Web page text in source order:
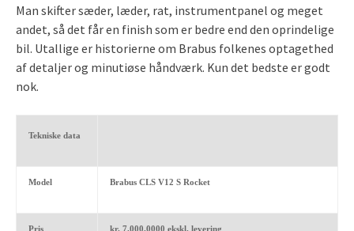
Man skifter sæder, læder, rat, instrumentpanel og meget
andet, så det får en finish som er bedre end den oprindelige
bil. Utallige er historierne om Brabus folkenes optagethed
af detaljer og minutiøse håndværk. Kun det bedste er godt
nok.
Tekniske data
Model Brabus CLS V12 S Rocket
Pris kr. 7.000.0000 ekskl. levering